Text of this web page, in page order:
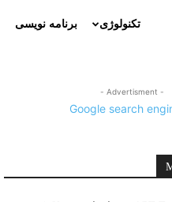
برنامه نویسی تکنولوژی
- Advertisment -